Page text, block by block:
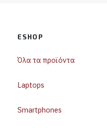
ESHOP
Όλα τα προϊόντα
Laptops
Smartphones